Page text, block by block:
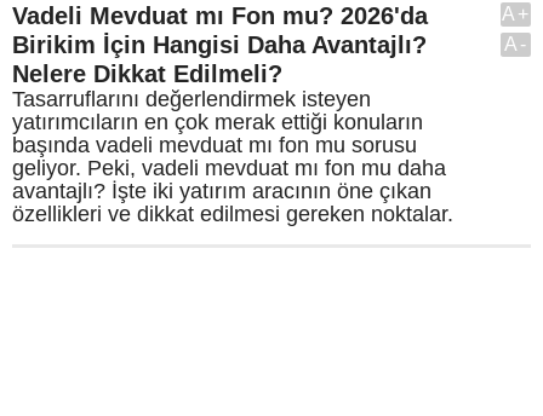
Vadeli Mevduat mı Fon mu? 2026'da
Birikim İçin Hangisi Daha Avantajlı?
Nelere Dikkat Edilmeli?
Tasarruflarını değerlendirmek isteyen
yatırımcıların en çok merak ettiği konuların
başında vadeli mevduat mı fon mu sorusu
geliyor. Peki, vadeli mevduat mı fon mu daha
avantajlı? İşte iki yatırım aracının öne çıkan
özellikleri ve dikkat edilmesi gereken noktalar.
A+
A-